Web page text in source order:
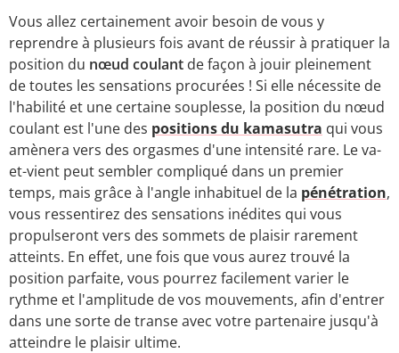
Vous allez certainement avoir besoin de vous y
reprendre à plusieurs fois avant de réussir à pratiquer la
position du nœud coulant de façon à jouir pleinement
de toutes les sensations procurées ! Si elle nécessite de
l'habilité et une certaine souplesse, la position du nœud
coulant est l'une des positions du kamasutra qui vous
amènera vers des orgasmes d'une intensité rare. Le va-
et-vient peut sembler compliqué dans un premier
temps, mais grâce à l'angle inhabituel de la pénétration,
vous ressentirez des sensations inédites qui vous
propulseront vers des sommets de plaisir rarement
atteints. En effet, une fois que vous aurez trouvé la
position parfaite, vous pourrez facilement varier le
rythme et l'amplitude de vos mouvements, afin d'entrer
dans une sorte de transe avec votre partenaire jusqu'à
atteindre le plaisir ultime.